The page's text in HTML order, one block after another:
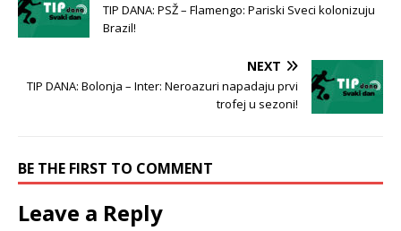
TIP DANA: PSŽ – Flamengo: Pariski Sveci kolonizuju
Brazil!
NEXT
TIP DANA: Bolonja – Inter: Neroazuri napadaju prvi
trofej u sezoni!
BE THE FIRST TO COMMENT
Leave a Reply